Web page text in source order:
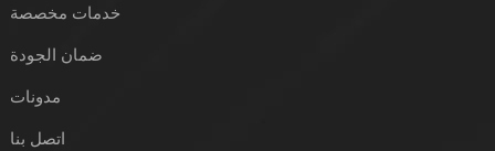
خدمات مخصصة
ضمان الجودة
مدونات
اتصل بنا